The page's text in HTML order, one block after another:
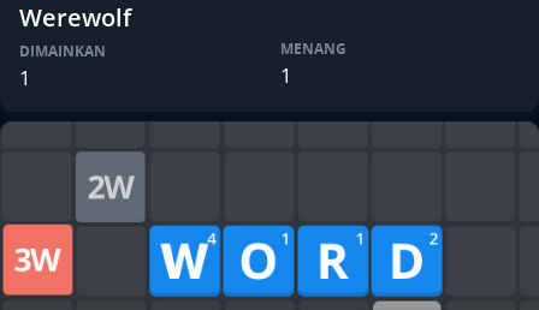
Werewolf
DIMAINKAN
1
MENANG
1